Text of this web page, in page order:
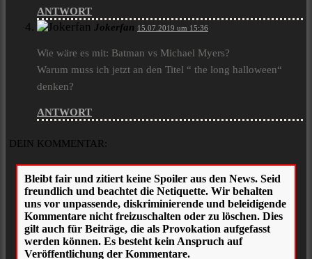
ANTWORT
Jokerfan 15.07.2019 um 15:36
Wie wäre es mit: Batman vs Michael Myers?
Warum muss ich jetzt an den Titel “ the long halloween“
denken?
ANTWORT
DEIN KOMMENTAR: